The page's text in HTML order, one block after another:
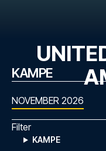
KAMPE
NOVEMBER 2026
Filter
KAMPE